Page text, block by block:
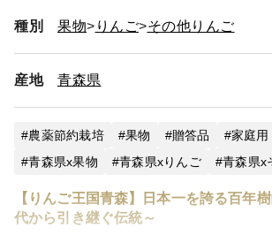
種別 果物 りんご その他りんご
産地 青森県
農薬節約栽培 果物 贈答品 家庭用
青森県x果物
青森県xりんご 青森県x
【りんご王国青森】日本一を誇る百年
代から引き継ぐ伝統～